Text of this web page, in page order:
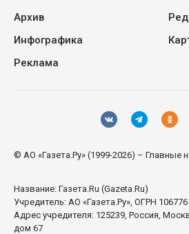
Архив
Инфографика
Реклама
© АО «Газета.Ру» (1999-2026) – Главные
Название: Газета.Ru (Gazeta.Ru)
Учредитель: АО «Газета.Ру», ОГРН
Адрес учредителя: 125239, Россия,
дом 67